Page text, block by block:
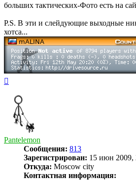
больших тактических-Фото есть на
Р.S. В эти и слейдующие выходные
хотса...
началу
Pantelemon
Сообщения: 813
Зарегистрирован: 15 июн 2009,
Откуда: Moscow city
Контактная информация: